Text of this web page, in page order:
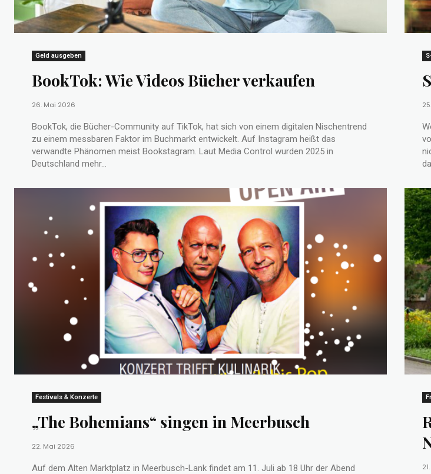
Geld ausgeben
BookTok: Wie Videos Bücher verkaufen
26. Mai 2026
BookTok, die Bücher-Community auf TikTok, hat sich von einem digitalen Nischentrend
zu einem messbaren Faktor im Buchmarkt entwickelt. Auf Instagram heißt das
verwandte Phänomen meist Bookstagram. Laut Media Control wurden 2025 in
Deutschland mehr...
Festivals & Konzerte
„The Bohemians“ singen in Meerbusch
22. Mai 2026
Auf dem Alten Marktplatz in Meerbusch-Lank findet am 11. Juli ab 18 Uhr der Abend